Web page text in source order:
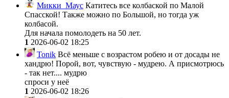
Микки_Маус Катитесь все колбаской по Малой
Спасской! Также можно по Большой, но тогда уж
колбасой.
Для начала помолодеть на 50 лет.
1 2026-06-02 18:25
Tonik Всё меньше с возрастом робею и от досады не
хандрю! Порой, вот, чувствую - мудрею. А присмотрюсь
- так нет.... мудрю
спроси у неё
1 2026-06-02 18:26